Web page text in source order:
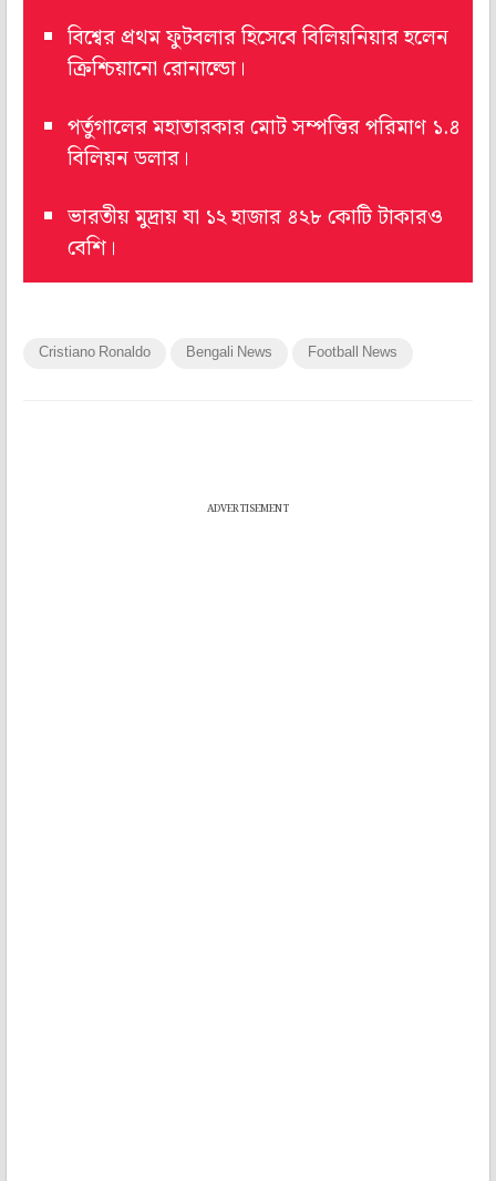
বিশ্বের প্রথম ফুটবলার হিসেবে বিলিয়নিয়ার হলেন
ক্রিশ্চিয়ানো রোনাল্ডো।
পর্তুগালের মহাতারকার মোট সম্পত্তির পরিমাণ ১.৪
বিলিয়ন ডলার।
ভারতীয় মুদ্রায় যা ১২ হাজার ৪২৮ কোটি টাকারও
বেশি।
Cristiano Ronaldo Bengali News Football News
ADVERTISEMENT